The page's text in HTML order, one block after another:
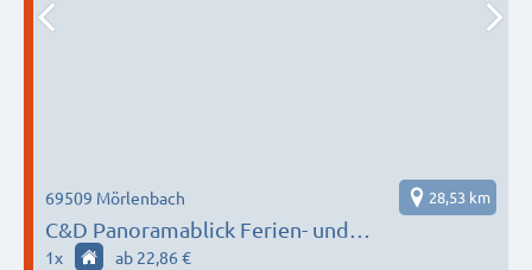
C&D Panoramablick Ferien- und
Monteurwohnungen
69509 Mörlenbach 28,53 km
1x ab 22,86 €